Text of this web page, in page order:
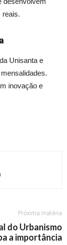
reais.
Unisanta e
inovação e
Próxima matéria
do Urbanismo
a importância